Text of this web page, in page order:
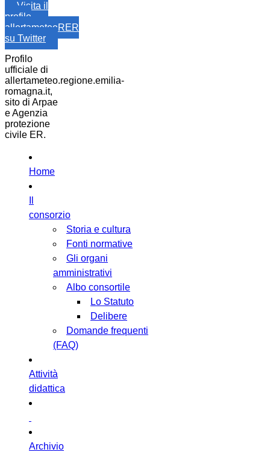
Visita il
profilo
allertameteoRER
su Twitter
Profilo
ufficiale di
allertameteo.regione.emilia-
romagna.it,
sito di Arpae
e Agenzia
protezione
civile ER.
Home
consorzio
Storia e cultura
Fonti normative
Gli organi
amministrativi
Albo consortile
Lo Statuto
Delibere
Domande frequenti
(FAQ)
Attività
didattica
Archivio